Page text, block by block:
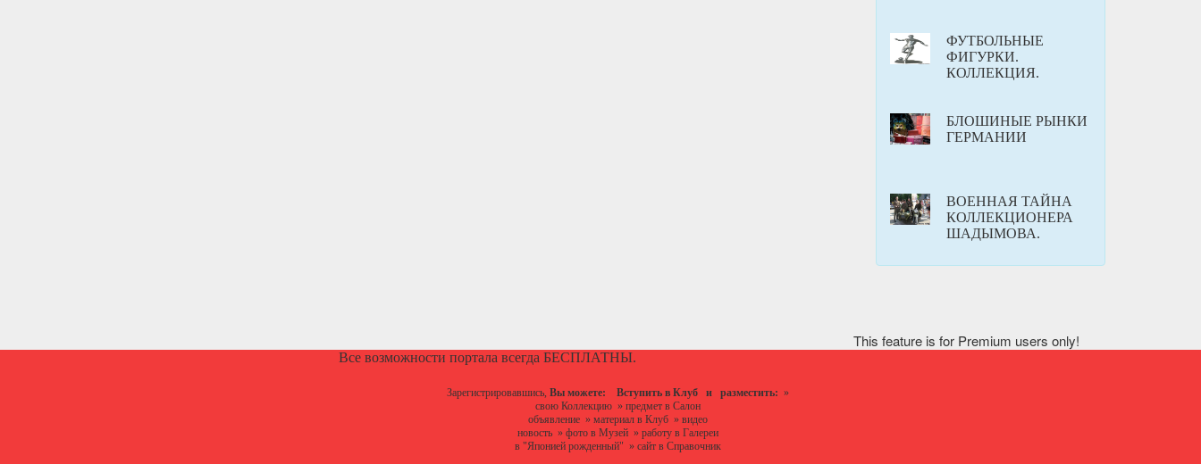
ФУТБОЛЬНЫЕ
ФИГУРКИ.
КОЛЛЕКЦИЯ.
БЛОШИНЫЕ РЫНКИ
ГЕРМАНИИ
ВОЕННАЯ ТАЙНА
КОЛЛЕКЦИОНЕРА
ШАДЫМОВА.
This feature is for Premium users only!
Все возможности портала всегда БЕСПЛАТНЫ.
Зарегистрировавшись, Вы можете: Вступить в Клуб и разместить: »
свою Коллекцию» предмет в Салон
объявление» материал в Клуб» видео
новость» фото в Музей» работу в Галереи
в "Японией рожденный" » сайт в Справочник